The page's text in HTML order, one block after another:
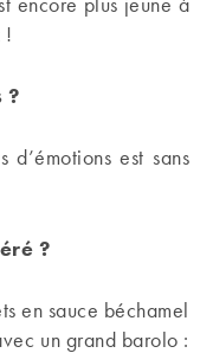
!
?
d’émotions est sans
?
en sauce béchamel
un grand barolo :